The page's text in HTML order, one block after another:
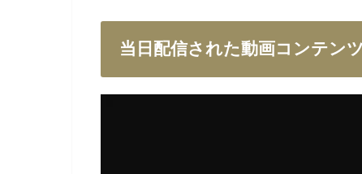
当日配信された動画コンテン